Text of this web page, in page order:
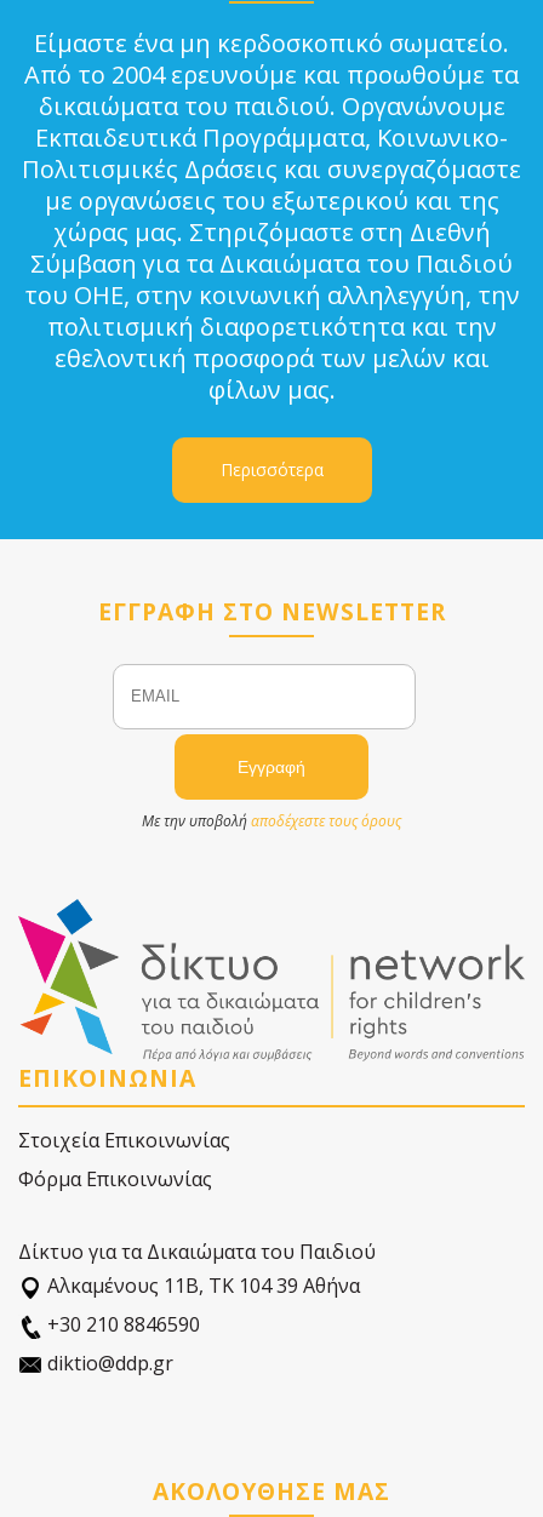
Είμαστε ένα μη κερδοσκοπικό σωματείο.
Από το 2004 ερευνούμε και προωθούμε τα
δικαιώματα του παιδιού. Οργανώνουμε
Εκπαιδευτικά Προγράμματα, Κοινωνικο-
Πολιτισμικές Δράσεις και συνεργαζόμαστε
με οργανώσεις του εξωτερικού και της
χώρας μας. Στηριζόμαστε στη Διεθνή
Σύμβαση για τα Δικαιώματα του Παιδιού
του ΟΗΕ, στην κοινωνική αλληλεγγύη, την
πολιτισμική διαφορετικότητα και την
εθελοντική προσφορά των μελών και
φίλων μας.
Περισσότερα
ΕΓΓΡΑΦΗ ΣΤΟ NEWSLETTER
Email
Με την υποβολήαποδέχεστε τους όρους
ΕΠΙΚΟΙΝΩΝΙΑ
Στοιχεία Επικοινωνίας
Φόρμα Επικοινωνίας
Δίκτυο για τα Δικαιώματα του Παιδιού
Αλκαµένους 11Β, ΤΚ 104 39 Αθήνα
+30 210 8846590
diktio@ddp.gr
ΑΚΟΛΟΥΘΗΣΕ ΜΑΣ